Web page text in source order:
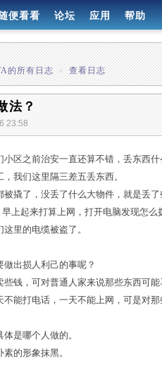
随便看看 论坛 应用 帮助
的所有日志 » 查看日志
法？
23:58
区之前治安一直还算不错，丢东西
我们这里隔三差五丢东西。
撬了，没丢了什么大物件，就是丢
上起来打算上网，打开电脑发现怎么
里的电缆被盗了。
出损人利己的事呢？
钱，可对普通人家来说那些东西可
能打电话，一天不能上网，可是对
是哪个人做的。
的形象抹黑。